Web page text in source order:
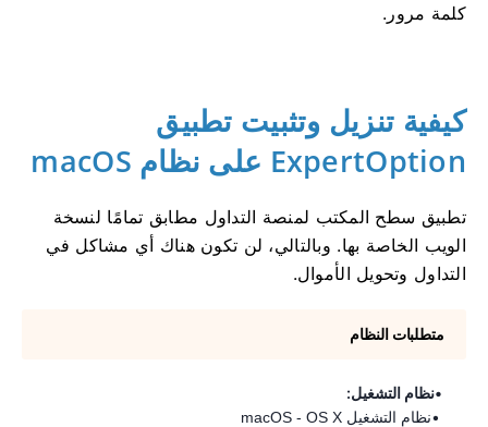
كلمة مرور.
كيفية تنزيل وتثبيت تطبيق
ExpertOption على نظام macOS
تطبيق سطح المكتب لمنصة التداول مطابق تمامًا لنسخة
الويب الخاصة بها. وبالتالي، لن تكون هناك أي مشاكل في
التداول وتحويل الأموال.
متطلبات النظام
نظام التشغيل:
نظام التشغيل macOS - OS X